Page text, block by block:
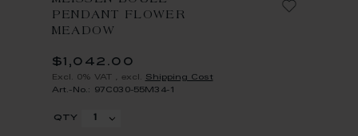
PENDANT FLOWER
MEADOW
$1,042.00
Excl. 0% VAT excl. Shipping Cost
Art.-No.: 97C030-55M34-1
qty